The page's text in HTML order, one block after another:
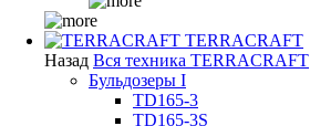
TERRACRAFT
Назад Вся техника TERRACRAFT
Бульдозеры I
TD165-3
TD165-3S